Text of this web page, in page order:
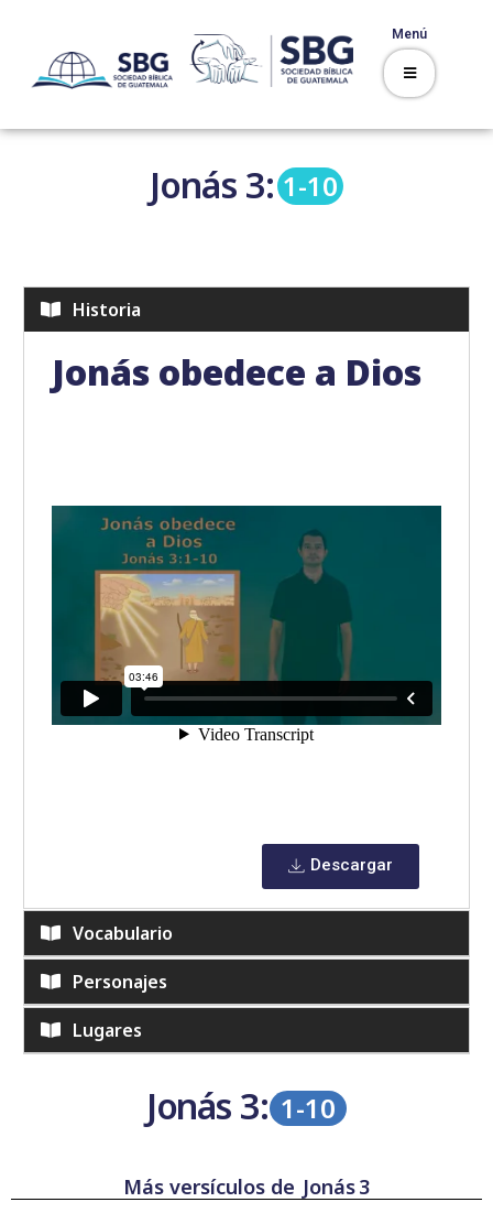
Menú
Jonás 3: 1-10
Historia
Jonás obedece a Dios
Descargar
Vocabulario
Personajes
Lugares
Jonás 3: 1-10
Más versículos de Jonás3